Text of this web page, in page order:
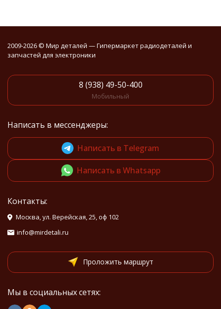
2009-2026 © Мир деталей — Гипермаркет радиодеталей и
запчастей для электроники
8 (938) 49-50-400
Мобильный
Написать в мессенджеры:
Написать в Telegram
Написать в Whatsapp
Контакты:
Москва, ул. Верейская, 25, оф 102
info@mirdetali.ru
Проложить маршрут
Мы в социальных сетях: